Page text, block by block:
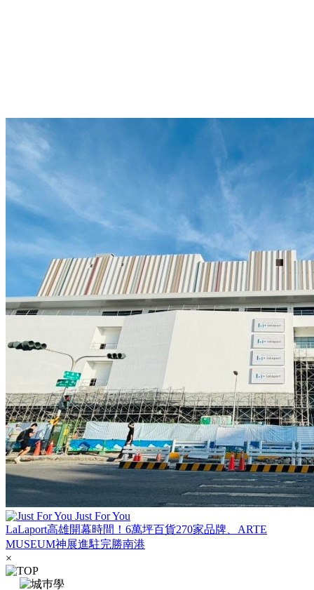
Just For You
LaLaport高雄開幕時間！6萬坪百貨270家品牌、ARTE
MUSEUM神展進駐完勝南港
×